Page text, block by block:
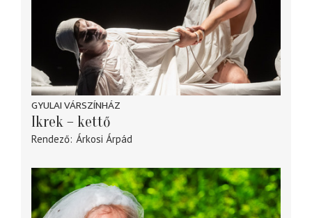
GYULAI VÁRSZÍNHÁZ
Ikrek – kettő
Rendező Árkosi Árpád